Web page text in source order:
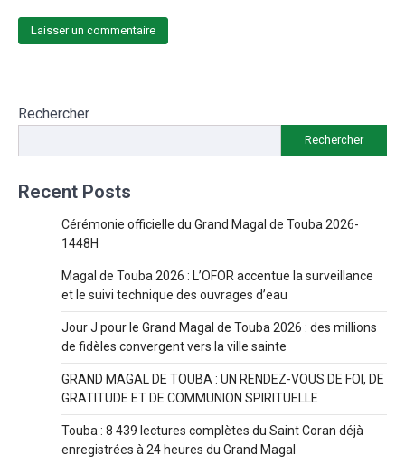
Rechercher
Rechercher
Recent Posts
Cérémonie officielle du Grand Magal de Touba 2026-
1448H
Magal de Touba 2026 : L’OFOR accentue la surveillance
et le suivi technique des ouvrages d’eau
Jour J pour le Grand Magal de Touba 2026 : des millions
de fidèles convergent vers la ville sainte
GRAND MAGAL DE TOUBA : UN RENDEZ-VOUS DE FOI, DE
GRATITUDE ET DE COMMUNION SPIRITUELLE
Touba : 8 439 lectures complètes du Saint Coran déjà
enregistrées à 24 heures du Grand Magal